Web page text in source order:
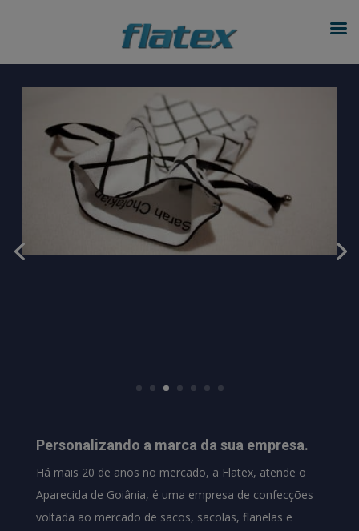
Personalizando a marca da sua empresa.
Há mais 20 de anos no mercado, a Flatex, atende o
Aparecida de Goiânia, é uma empresa de confecções
voltada ao mercado de sacos, sacolas, flanelas e